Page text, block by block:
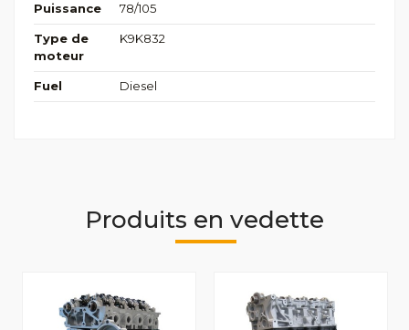
Puissance 78/105
Type de
moteur
K9K832
Fuel Diesel
Produits en vedette